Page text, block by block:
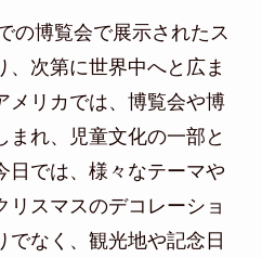
の博覧会で展示されたス
、次第に世界中へと広ま
メリカでは、博覧会や博
まれ、児童文化の一部と
日では、様々なテーマや
リスマスのデコレーショ
でなく、観光地や記念日